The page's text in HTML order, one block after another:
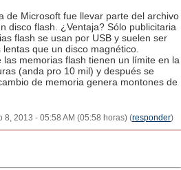
de Microsoft fue llevar parte del archivo
disco flash. ¿Ventaja? Sólo publicitaria
flash se usan por USB y suelen ser
que un disco magnético.
las memorias flash tienen un límite en la
(anda pro 10 mil) y después se
de memoria genera montones de
8, 2013 - 05:58 AM (05:58 horas) (responder)